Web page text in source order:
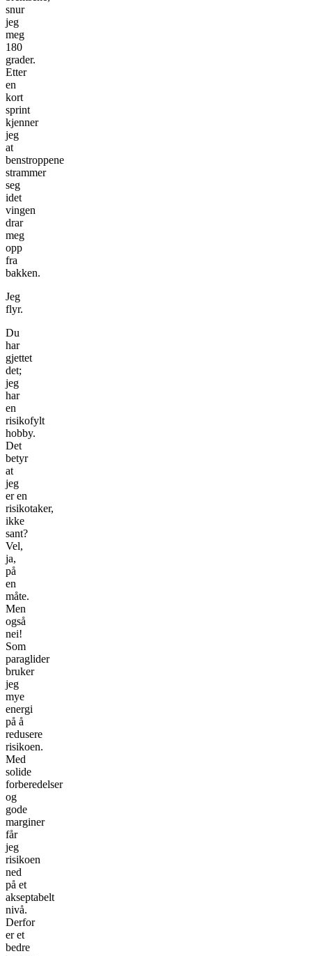
snur
jeg
meg
180
grader.
Etter
en
kort
sprint
kjenner
jeg
at
benstroppene
strammer
seg
idet
vingen
drar
meg
opp
fra
bakken.
Jeg
flyr.
Du
har
gjettet
det;
jeg
har
en
risikofylt
hobby.
Det
betyr
at
jeg
er en
risikotaker,
ikke
sant?
Vel,
ja,
på
en
måte.
Men
også
nei!
Som
paraglider
bruker
jeg
mye
energi
på å
redusere
risikoen.
Med
solide
forberedelser
og
gode
marginer
får
jeg
risikoen
ned
på et
akseptabelt
nivå.
Derfor
er et
bedre